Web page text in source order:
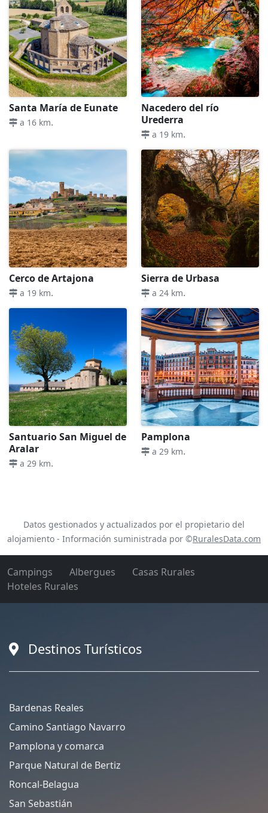
Santa María de Eunate
a 16 km.
Nacedero del río
Urederra
a 19 km.
Cerco de Artajona
a 19 km.
Sierra de Urbasa
a 24 km.
Santuario San Miguel de
Aralar
a 29 km.
Pamplona
a 29 km.
Datos gestionados y actualizados por el propietario del
alojamiento - Información suministrada por ©RuralesData.com
Campings Albergues
Casas Rurales
Hoteles Rurales
Destinos Turísticos
Bardenas Reales
Camino Santiago Navarro
Pamplona y comarca
Parque Natural de Bertiz
Roncal-Belagua
San Sebastián